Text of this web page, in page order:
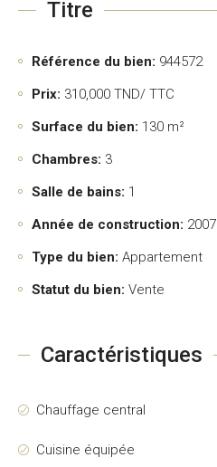
Titre
Référence du bien: 944572
Prix: 310,000 TND/ TTC
Surface du bien: 130 m²
Chambres: 3
Salle de bains: 1
Année de construction: 2007
Type du bien: Appartement
Statut du bien: Vente
Caractéristiques
Chauffage central
Cuisine équipée